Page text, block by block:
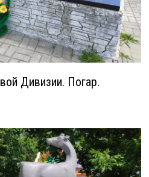
Дивизии. Погар.